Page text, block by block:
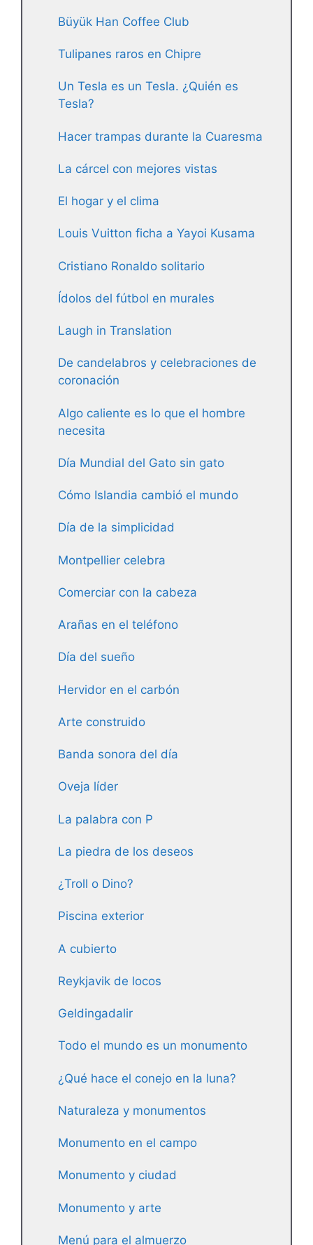
Büyük Han Coffee Club
Tulipanes raros en Chipre
Un Tesla es un Tesla. ¿Quién es
Tesla?
Hacer trampas durante la Cuaresma
La cárcel con mejores vistas
El hogar y el clima
Louis Vuitton ficha a Yayoi Kusama
Cristiano Ronaldo solitario
Ídolos del fútbol en murales
Laugh in Translation
De candelabros y celebraciones de
coronación
Algo caliente es lo que el hombre
necesita
Día Mundial del Gato sin gato
Cómo Islandia cambió el mundo
Día de la simplicidad
Montpellier celebra
Comerciar con la cabeza
Arañas en el teléfono
Día del sueño
Hervidor en el carbón
Arte construido
Banda sonora del día
Oveja líder
La palabra con P
La piedra de los deseos
¿Troll o Dino?
Piscina exterior
A cubierto
Reykjavik de locos
Geldingadalir
Todo el mundo es un monumento
¿Qué hace el conejo en la luna?
Naturaleza y monumentos
Monumento en el campo
Monumento y ciudad
Monumento y arte
Menú para el almuerzo